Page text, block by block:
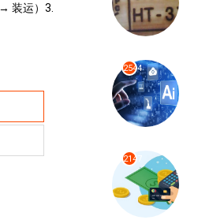
装运）3.
2544
2147